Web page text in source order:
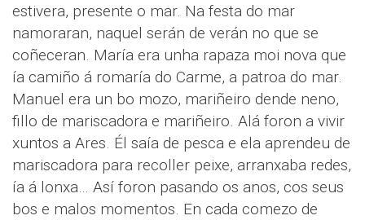
estivera, presente o mar. Na festa do mar
namoraran, naquel serán de verán no que se
coñeceran. María era unha rapaza moi nova que
ía camiño á romaría do Carme, a patroa do mar.
Manuel era un bo mozo, mariñeiro dende neno,
fillo de mariscadora e mariñeiro. Alá foron a vivir
xuntos a Ares. Él saía de pesca e ela aprendeu de
mariscadora para recoller peixe, arranxaba redes,
ía á lonxa… Así foron pasando os anos, cos seus
bos e malos momentos. En cada comezo de